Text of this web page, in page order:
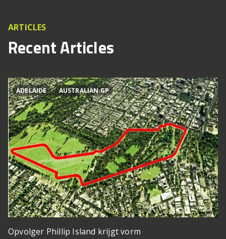
ARTICLES
Recent Articles
ADELAIDE AUSTRALIAN GP
Opvolger Phillip Island krijgt vorm